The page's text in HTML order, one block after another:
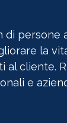
di persone
la
al cliente.
e